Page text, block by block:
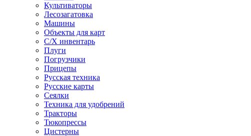
Культиваторы
Лесозагатовка
Машины
Объекты для карт
С/Х инвентарь
Плуги
Погрузчики
Прицепы
Русская техника
Русские карты
Сеялки
Техника для удобрений
Тракторы
Тюкопрессы
Цистерны